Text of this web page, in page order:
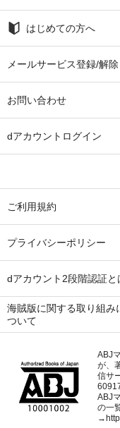
はじめての方へ
メールサービス登録/解除
お問い合わせ
dアカウントログイン
ご利用規約
プライバシーポリシー
dアカウント2段階認証と
海賊版に関する取り組み
ついて
ABJ
が、
信サ
ABJ
の一
→